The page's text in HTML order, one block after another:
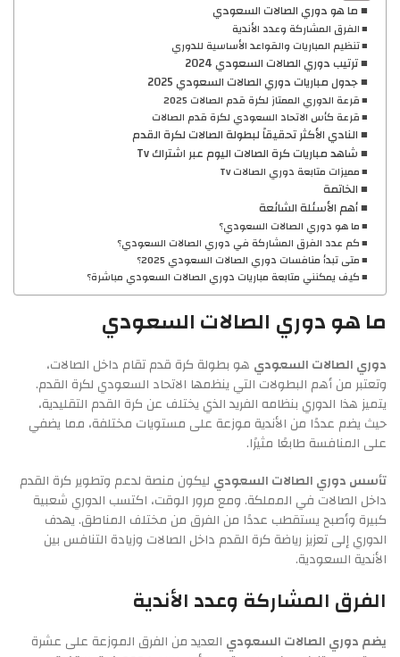
ما هو دوري الصالات السعودي
الفرق المشاركة وعدد الأندية
تنظيم المباريات والقواعد الأساسية للدوري
ترتيب دوري الصالات السعودي 2024
جدول مباريات دوري الصالات السعودي 2025
قرعة الدوري الممتاز لكرة قدم الصالات 2025
قرعة كأس الاتحاد السعودي لكرة قدم الصالات
النادي الأكثر تحقيقاً لبطولة الصالات لكرة القدم
شاهد مباريات كرة الصالات اليوم عبر اشتراك Tv
مميزات متابعة دوري الصالات Tv
الخاتمة
أهم الأسئلة الشائعة
ما هو دوري الصالات السعودي؟
كم عدد الفرق المشاركة في دوري الصالات السعودي؟
متى تبدأ منافسات دوري الصالات السعودي 2025؟
كيف يمكنني متابعة مباريات دوري الصالات السعودي مباشرة؟
ما هو دوري الصالات السعودي
دوري الصالات السعودي هو بطولة كرة قدم تقام داخل الصالات،
وتعتبر من أهم البطولات التي ينظمها الاتحاد السعودي لكرة القدم.
يتميز هذا الدوري بنظامه الفريد الذي يختلف عن كرة القدم التقليدية،
حيث يضم عددًا من الأندية موزعة على مستويات مختلفة، مما يضفي
على المنافسة طابعًا مثيرًا.
تأسس دوري الصالات السعودي ليكون منصة لدعم وتطوير كرة القدم
داخل الصالات في المملكة. ومع مرور الوقت، اكتسب الدوري شعبية
كبيرة وأصبح يستقطب عددًا من الفرق من مختلف المناطق. يهدف
الدوري إلى تعزيز رياضة كرة القدم داخل الصالات وزيادة التنافس بين
الأندية السعودية.
الفرق المشاركة وعدد الأندية
يضم دوري الصالات السعودي العديد من الفرق الموزعة على عشرة